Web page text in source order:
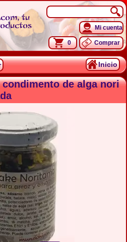
tu
Mi cuenta
0 Comprar
Inicio
de alga nori